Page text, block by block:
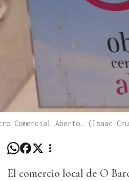
Comercial Aberto. (Isaac
El comercio local de O